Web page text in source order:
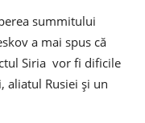
summitului
a mai spus că
Siria vor fi dificile
aliatul Rusiei și un